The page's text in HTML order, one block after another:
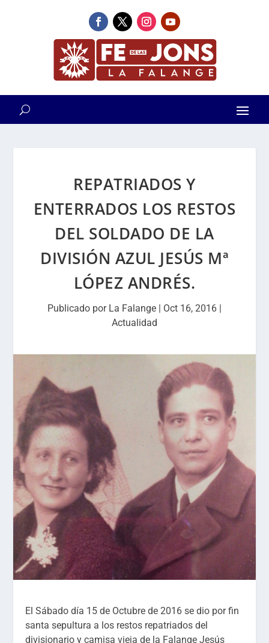
REPATRIADOS Y
ENTERRADOS LOS RESTOS
DEL SOLDADO DE LA
DIVISIÓN AZUL JESÚS Mª
LÓPEZ ANDRÉS.
Publicado por La Falange | Oct 16, 2016 |
Actualidad
El Sábado día 15 de Octubre de 2016 se dio por fin
santa sepultura a los restos repatriados del
divisionario y camisa vieja de la Falange Jesús